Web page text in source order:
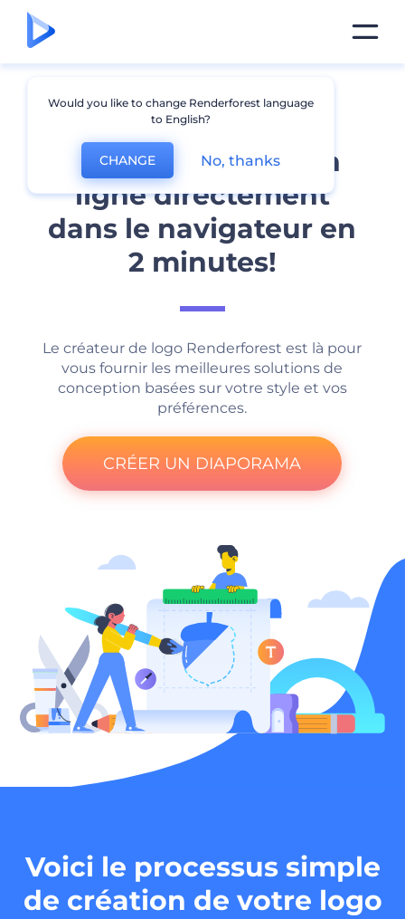
Créez votre logo en
ligne directement
dans le navigateur en
2 minutes!
Le créateur de logo Renderforest est là pour
vous fournir les meilleures solutions de
conception basées sur votre style et vos
préférences.
CRÉER UN DIAPORAMA
Voici le processus simple
de création de votre logo
Would you like to change Renderforest language
to English?
CHANGE No, thanks